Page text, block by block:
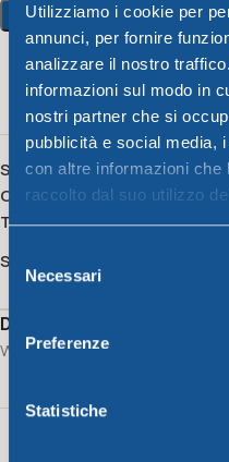
Utilizziamo i cookie per
annunci, per fornire
analizzare il nostro
informazioni sul modo in
nostri partner che si
pubblicità e social media,
con altre informazioni che
raccolto dal suo utilizzo
Selezione
delNecessari
Preferenze
Statistiche
9 People watching
SKU:501354
Category: Unique
Tag:bicchiere
Share:
Description
Water glass CC 330 lime